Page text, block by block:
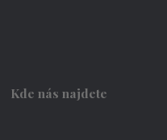
Kde nás najdete